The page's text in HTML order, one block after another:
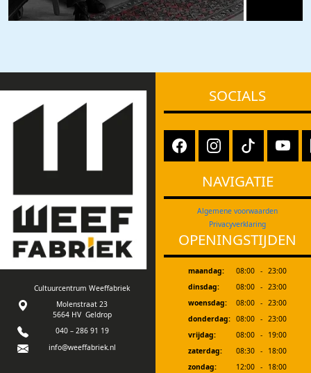
Cultuurcentrum Weeffabriek
Molenstraat 23
5664 HV Geldrop
040 – 286 91 19
info@weeffabriek.nl
SOCIALS
NAVIGATIE
Algemene voorwaarden
Privacyverklaring
OPENINGSTIJDEN
maandag: 08:00 - 23:00
dinsdag:
08:00 - 23:00
woensdag:
08:00 - 23:00
donderdag: 08:00 - 23:00
vrijdag:
08:00 -
19:00
zaterdag:
08:30 -
18:00
zondag:
12:00 - 18:00